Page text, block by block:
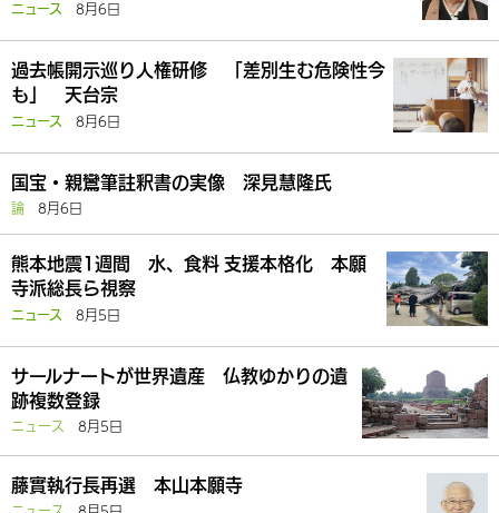
ニュース 8月6日
過去帳開示巡り人権研修 「差別生む危険性今
も」 天台宗
ニュース 8月6日
国宝・親鸞筆註釈書の実像 深見慧隆氏
論 8月6日
熊本地震1週間 水、食料 支援本格化 本願
寺派総長ら視察
ニュース 8月5日
サールナートが世界遺産 仏教ゆかりの遺
跡複数登録
ニュース 8月5日
藤實執行長再選 本山本願寺